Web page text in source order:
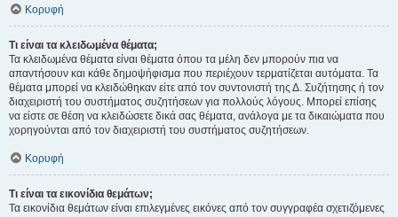
Κορυφή
Τι είναι τα κλειδωμένα θέματα;
Τα κλειδωμένα θέματα είναι θέματα όπου τα μέλη δεν μπορούν πια να
απαντήσουν και κάθε δημοψήφισμα που περιέχουν τερματίζεται αυτόματα. Τα
θέματα μπορεί να κλειδώθηκαν είτε από τον συντονιστή της Δ. Συζήτησης ή τον
διαχειριστή του συστήματος συζητήσεων για πολλούς λόγους. Μπορεί επίσης
να είστε σε θέση να κλειδώσετε δικά σας θέματα, ανάλογα με τα δικαιώματα που
χορηγούνται από τον διαχειριστή του συστήματος συζητήσεων.
Κορυφή
Τι είναι τα εικονίδια θεμάτων;
Τα εικονίδια θεμάτων είναι επιλεγμένες εικόνες από τον συγγραφέα σχετιζόμενες